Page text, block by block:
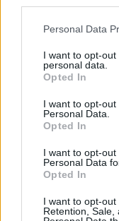
Personal Data
I want to opt-
personal data.
Opted In
I want to opt-
Personal Data.
Opted In
I want to opt-
Personal Data
Opted In
I want to opt-out
Retention, Sale,
Η Αξιολόγησή Σας